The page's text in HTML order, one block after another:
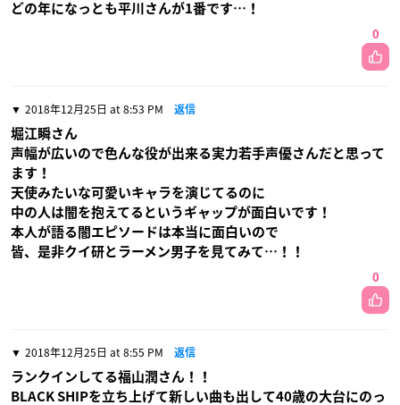
どの年になっとも平川さんが1番です…！
0
2018年12月25日 at 8:53 PM 返信
堀江瞬さん
声幅が広いので色んな役が出来る実力若手声優さんだと思って
ます！
天使みたいな可愛いキャラを演じてるのに
中の人は闇を抱えてるというギャップが面白いです！
本人が語る闇エピソードは本当に面白いので
皆、是非クイ研とラーメン男子を見てみて…！！
0
2018年12月25日 at 8:55 PM 返信
ランクインしてる福山潤さん！！
BLACK SHIPを立ち上げて新しい曲も出して40歳の大台にのっ